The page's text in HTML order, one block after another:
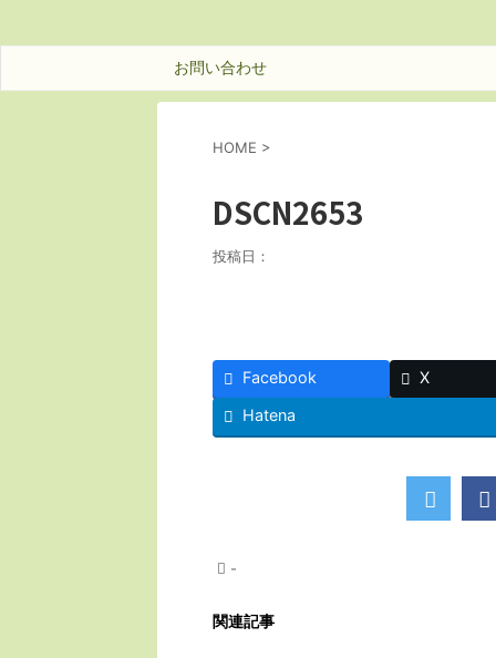
お問い合わせ
HOME >
DSCN2653
投稿日：
Facebook X
Hatena
-
関連記事